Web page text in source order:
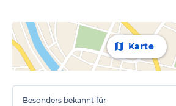
Besonders bekannt für
Karte